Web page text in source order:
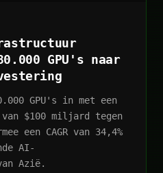
GPU's naar
GPU's in met een
$100 miljard tegen
een CAGR van 34,4%
AI-
Azië.